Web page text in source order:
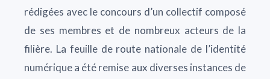
rédigées avec le concours d’un collectif composé
de ses membres et de nombreux acteurs de la
filière. La feuille de route nationale de l’identité
numérique a été remise aux diverses instances de